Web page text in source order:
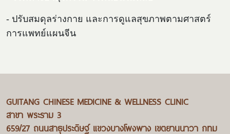
- ปรับสมดุลร่างกาย และการดูแลสุขภาพตามศาสตร์
การแพทย์แผนจีน
GUITANG CHINESE MEDICINE & WELLNESS CLINIC
สาขา พระราม 3
659/27 ถนนสาธุประดิษฐ์ แขวงบางโพงพาง เขตยานนาวา กทม